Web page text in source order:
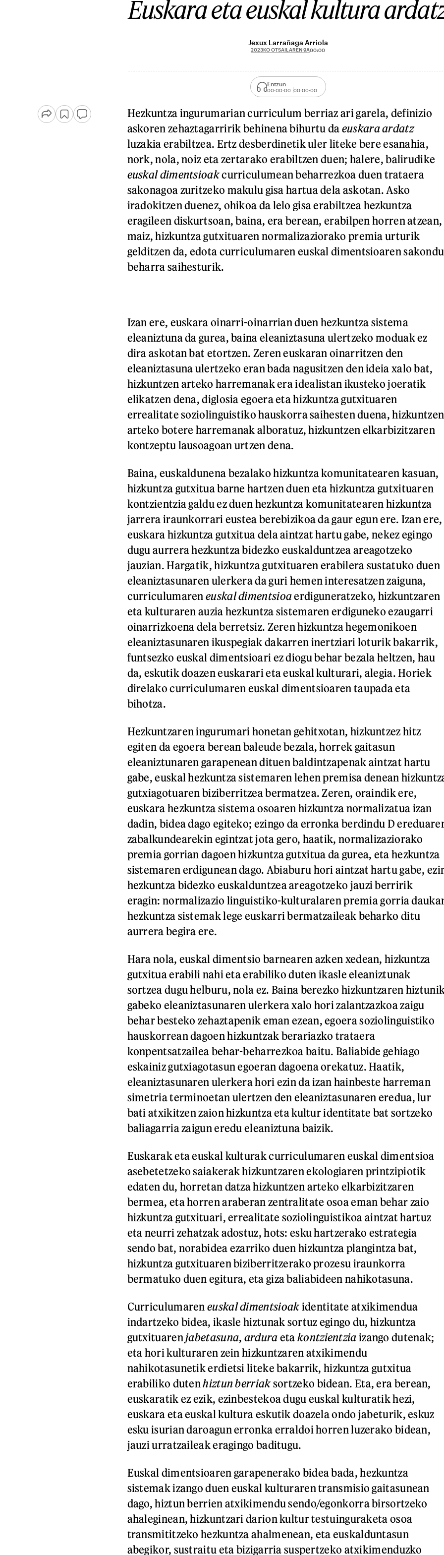
Euskara eta euskal kultura
Jexux Larrañaga Arriola
2023KO OTSAILAREN 9A00:00
Entzun
00:00:00 00:00:00
Hezkuntza ingurumarian curriculum berriaz ari garela, definizio
askoren zehaztagarririk behinena bihurtu da euskara ardatz
luzakia erabiltzea. Ertz desberdinetik uler liteke bere esanahia,
nork, nola, noiz eta zertarako erabiltzen duen; halere, balirudike
euskal dimentsioakcurriculumean beharrezkoa duen trataera
sakonagoa zuritzeko makulu gisa hartua dela askotan. Asko
iradokitzen duenez, ohikoa da lelo gisa erabiltzea hezkuntza
eragileen diskurtsoan, baina, era berean, erabilpen horren atzean,
maiz, hizkuntza gutxituaren normalizaziorako premia urturik
gelditzen da, edota curriculumaren euskal dimentsioaren sakondu
beharra saihesturik.
Izan ere, euskara oinarri-oinarrian duen hezkuntza sistema
eleaniztuna da gurea, baina eleaniztasuna ulertzeko moduak ez
dira askotan bat etortzen. Zeren euskaran oinarritzen den
eleaniztasuna ulertzeko eran bada nagusitzen den ideia xalo bat,
hizkuntzen arteko harremanak era idealistan ikusteko joeratik
elikatzen dena, diglosia egoera eta hizkuntza gutxituaren
errealitate soziolinguistiko hauskorra saihesten duena, hizkuntzen
arteko botere harremanak alboratuz, hizkuntzen elkarbizitzaren
kontzeptu lausoagoan urtzen dena.
Baina, euskaldunena bezalako hizkuntza komunitatearen kasuan,
hizkuntza gutxitua barne hartzen duen eta hizkuntza gutxituaren
kontzientzia galdu ez duen hezkuntza komunitatearen hizkuntza
jarrera iraunkorrari eustea berebizikoa da gaur egun ere. Izan ere,
euskara hizkuntza gutxitua dela aintzat hartu gabe, nekez egingo
dugu aurrera hezkuntza bidezko euskalduntzea areagotzeko
jauzian. Hargatik, hizkuntza gutxituaren erabilera sustatuko duen
eleaniztasunaren ulerkera da guri hemen interesatzen zaiguna,
curriculumareneuskal dimentsioaerdiguneratzeko, hizkuntzaren
eta kulturaren auzia hezkuntza sistemaren erdiguneko ezaugarri
oinarrizkoena dela berretsiz. Zeren hizkuntza hegemonikoen
eleaniztasunaren ikuspegiak dakarren inertziari loturik bakarrik,
funtsezko euskal dimentsioari ez diogu behar bezala heltzen, hau
da, eskutik doazen euskarari eta euskal kulturari, alegia. Horiek
direlako curriculumaren euskal dimentsioaren taupada eta
bihotza.
Hezkuntzaren ingurumari honetan gehitxotan, hizkuntzez hitz
egiten da egoera berean baleude bezala, horrek gaitasun
eleaniztunaren garapenean dituen baldintzapenak aintzat hartu
gabe, euskal hezkuntza sistemaren lehen premisa denean
gutxiagotuaren biziberritzea bermatzea. Zeren, oraindik ere,
euskara hezkuntza sistema osoaren hizkuntza normalizatua izan
dadin, bidea dago egiteko; ezingo da erronka berdindu D
zabalkundearekin egintzat jota gero, haatik, normalizaziorako
premia gorrian dagoen hizkuntza gutxitua da gurea, eta hezkuntza
sistemaren erdigunean dago. Abiaburu hori aintzat hartu gabe,
hezkuntza bidezko euskalduntzea areagotzeko jauzi berririk
eragin: normalizazio linguistiko-kulturalaren premia gorria
hezkuntza sistemak lege euskarri bermatzaileak beharko ditu
aurrera begira ere.
Hara nola, euskal dimentsio barnearen azken xedean, hizkuntza
gutxitua erabili nahi eta erabiliko duten ikasle eleaniztunak
sortzea dugu helburu, nola ez. Baina berezko hizkuntzaren
gabeko eleaniztasunaren ulerkera xalo hori zalantzazkoa zaigu
behar besteko zehaztapenik eman ezean, egoera soziolinguistiko
hauskorrean dagoen hizkuntzak berariazko trataera
konpentsatzailea behar-beharrezkoa baitu. Baliabide gehiago
eskainiz gutxiagotasun egoeran dagoena orekatuz. Haatik,
eleaniztasunaren ulerkera hori ezin da izan hainbeste harreman
simetria terminoetan ulertzen den eleaniztasunaren eredua, lur
bati atxikitzen zaion hizkuntza eta kultur identitate bat sortzeko
baliagarria zaigun eredu eleaniztuna baizik.
Euskarak eta euskal kulturak curriculumaren euskal dimentsioa
asebetetzeko saiakerak hizkuntzaren ekologiaren printzipiotik
edaten du, horretan datza hizkuntzen arteko elkarbizitzaren
bermea, eta horren araberan zentralitate osoa eman behar zaio
hizkuntza gutxituari, errealitate soziolinguistikoa aintzat hartuz
eta neurri zehatzak adostuz, hots: esku hartzerako estrategia
sendo bat, norabidea ezarriko duen hizkuntza plangintza bat,
hizkuntza gutxituaren biziberritzerako prozesu iraunkorra
bermatuko duen egitura, eta giza baliabideen nahikotasuna.
Curriculumaren euskal dimentsioakidentitate atxikimendua
indartzeko bidea, ikasle hiztunak sortuz egingo du, hizkuntza
gutxituarenjabetasuna, ardura etakontzientzia izango dutenak;
eta hori kulturaren zein hizkuntzaren atxikimendu
nahikotasunetik erdietsi liteke bakarrik, hizkuntza gutxitua
erabiliko dutenhiztun berriaksortzeko bidean. Eta, era berean,
euskaratik ez ezik, ezinbestekoa dugu euskal kulturatik hezi,
euskara eta euskal kultura eskutik doazela ondo jabeturik, eskuz
esku isurian daroagun erronka erraldoi horren luzerako bidean,
jauzi urratzaileak eragingo baditugu.
Euskal dimentsioaren garapenerako bidea bada, hezkuntza
sistemak izango duen euskal kulturaren transmisio gaitasunean
dago, hiztun berrien atxikimendu sendo/egonkorra birsortzeko
ahaleginean, hizkuntzari darion kultur testuinguraketa osoa
transmititzeko hezkuntza ahalmenean, eta euskalduntasun
abegikor, sustraitu eta bizigarria suspertzeko atxikimenduzko